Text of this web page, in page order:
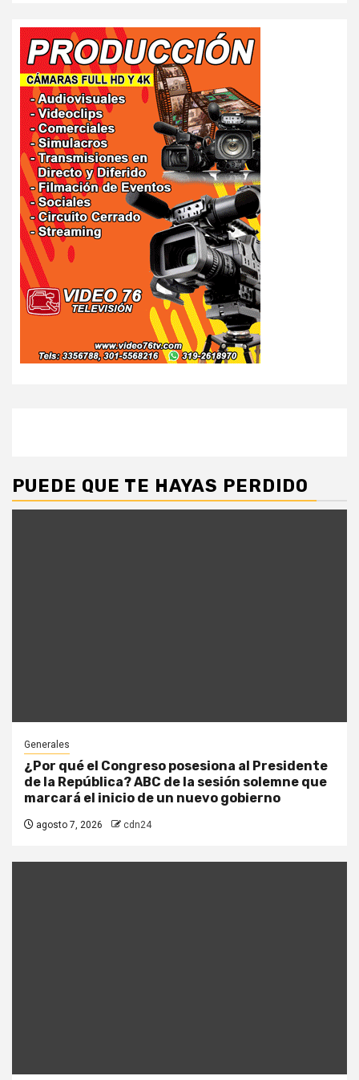
PUEDE QUE TE HAYAS PERDIDO
Generales
¿Por qué el Congreso posesiona al Presidente
de la República? ABC de la sesión solemne que
marcará el inicio de un nuevo gobierno
agosto 7, 2026 cdn24